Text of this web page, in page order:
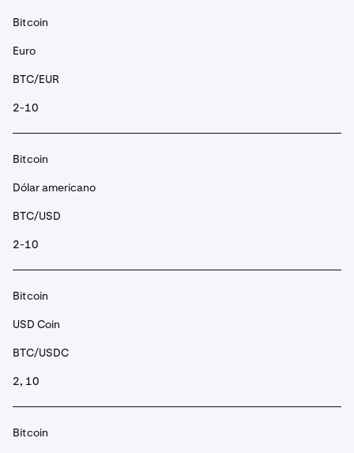
Bitcoin
Euro
BTC/EUR
2-10
Bitcoin
Dólar americano
BTC/USD
2-10
Bitcoin
USD Coin
BTC/USDC
2, 10
Bitcoin